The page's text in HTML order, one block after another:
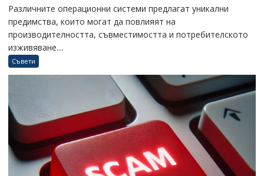
Различните операционни системи предлагат уникални
предимства, които могат да повлияят на
производителността, съвместимостта и потребителското
изживяване....
Съвети